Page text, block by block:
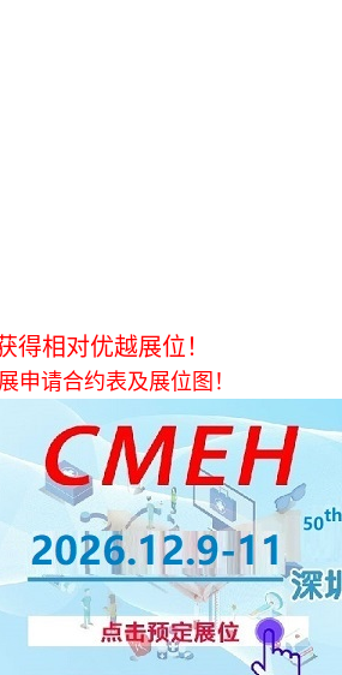
相对优越展位！
申请合约表及展位图！